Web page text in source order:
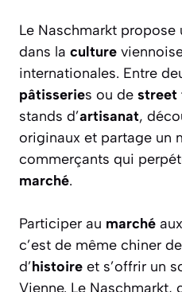
Le Naschmarkt
dans la culture
internationales. Entre
pâtisseries ou de street
stands d’artisanat,
originaux et partage un
commerçants qui
marché.
Participer au marché
c’est de même chiner
d’histoire et s’offrir un
Vienne. Le Naschmarkt,